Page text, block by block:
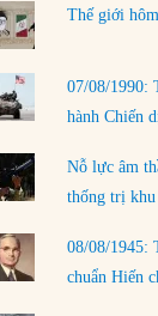
Thế giới
07/08/1990:
hành Chiến
Nỗ lực âm
thống trị
08/08/1945:
chuẩn Hiến